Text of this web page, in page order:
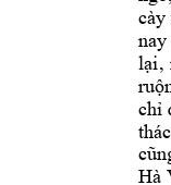
cày
nay
lại,
ruộ
chỉ
Hà